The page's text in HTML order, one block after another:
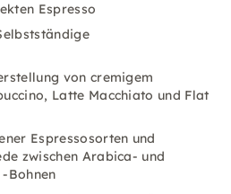
Espresso
von cremigem
Latte Macchiato und Flat
Espressosorten und
zwischen Arabica- und
Bohnen